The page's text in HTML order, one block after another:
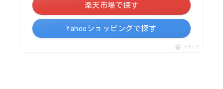
楽天市場で探す
Yahooショッピングで探す
ポチップ